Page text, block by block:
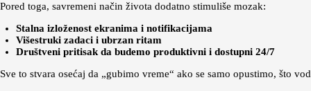
Pored toga, savremeni način života dodatno stimuliše mozak:
Stalna izloženost ekranima i notifikacijama
Višestruki zadaci i ubrzan ritam
Društveni pritisak da budemo produktivni i dostupni 24/7
Sve to stvara osećaj da „gubimo vreme“ ako se samo opustimo, što